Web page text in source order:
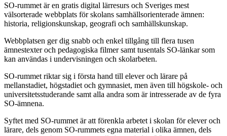
SO-rummet är en gratis digital lärresurs och Sveriges mest
välsorterade webbplats för skolans samhällsorienterade ämnen:
historia, religionskunskap, geografi och samhällskunskap.
Webbplatsen ger dig snabb och enkel tillgång till flera tusen
ämnestexter och pedagogiska filmer samt tusentals SO-länkar som
kan användas i undervisningen och skolarbeten.
SO-rummet riktar sig i första hand till elever och lärare på
mellanstadiet, högstadiet och gymnasiet, men även till högskole- och
universitetsstuderande samt alla andra som är intresserade av de fyra
SO-ämnena.
Syftet med SO-rummet är att förenkla arbetet i skolan för elever och
lärare, dels genom SO-rummets egna material i olika ämnen, dels